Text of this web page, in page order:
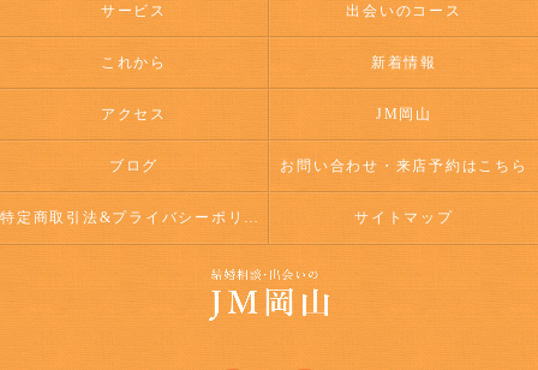
サービス 出会いのコース
これから 新着情報
アクセス JM岡山
ブログ お問い合わせ・来店予約はこちら
特定商取引法&プライバシーポリシー サイトマップ